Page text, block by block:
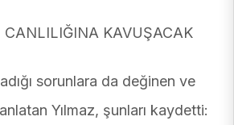
CANLILIĞINA KAVUŞACAK
sorunlara da değinen ve
Yılmaz, şunları kaydetti: